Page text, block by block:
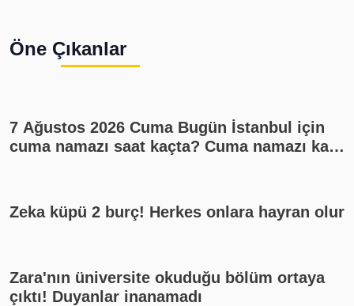
Öne Çıkanlar
7 Ağustos 2026 Cuma Bugün İstanbul için
cuma namazı saat kaçta? Cuma namazı kaç
Zeka küpü 2 burç! Herkes onlara hayran olur
Zara'nın üniversite okuduğu bölüm ortaya
çıktı! Duyanlar inanamadı